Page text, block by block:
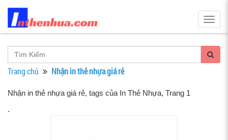
Trang chủ Nhận in thẻ nhựa giá rẻ
Nhận in thẻ nhựa giá rẻ, tags của In Thẻ Nhựa, Trang 1
.